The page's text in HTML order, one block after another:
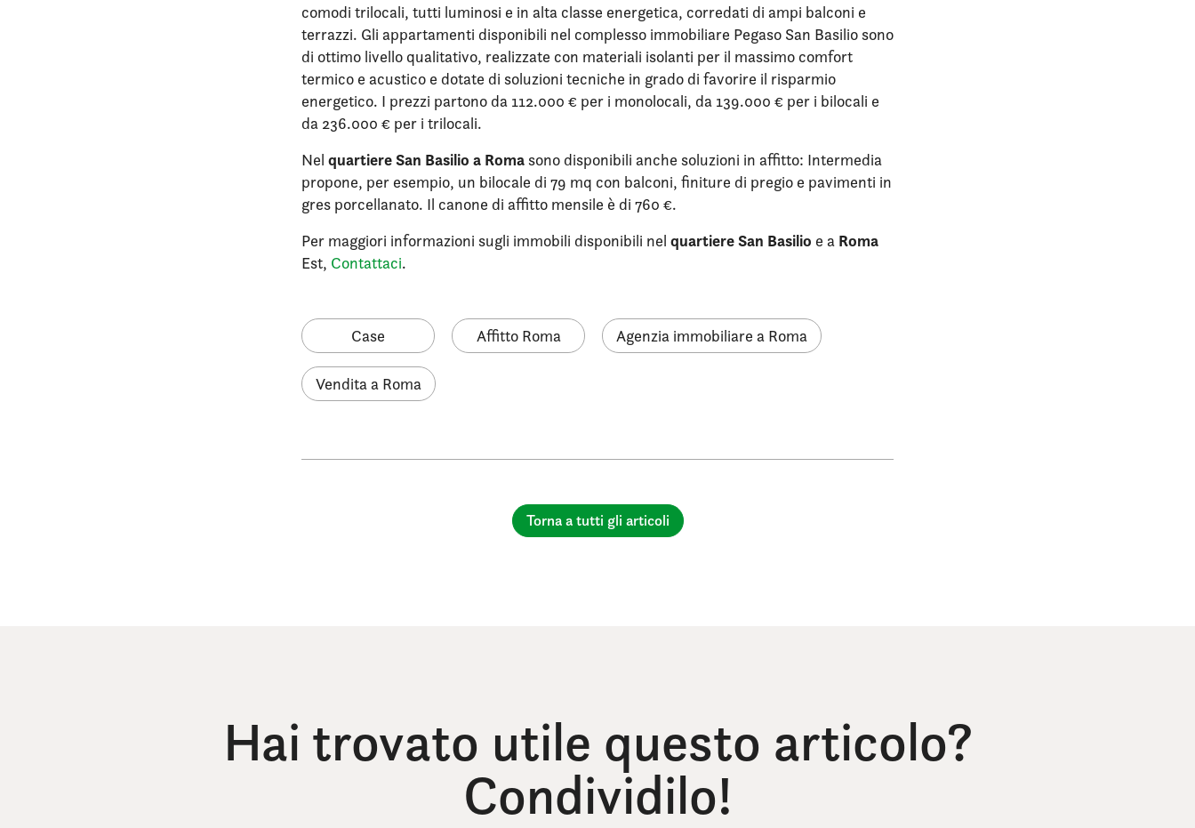
comodi trilocali, tutti luminosi e in alta classe energetica, corredati di ampi balconi e
terrazzi. Gli appartamenti disponibili nel complesso immobiliare Pegaso San Basilio sono
di ottimo livello qualitativo, realizzate con materiali isolanti per il massimo comfort
termico e acustico e dotate di soluzioni tecniche in grado di favorire il risparmio
energetico. I prezzi partono da 112.000 € per i monolocali, da 139.000 € per i bilocali e
da 236.000 € per i trilocali.
Nel quartiere San Basilio a Romasono disponibili anche soluzioni in affitto: Intermedia
propone, per esempio, un bilocale di 79 mq con balconi, finiture di pregio e pavimenti in
gres porcellanato. Il canone di affitto mensile è di 760 €.
Per maggiori informazioni sugli immobili disponibili nel quartiere San Basilio e a Roma
Est, Contattaci.
Case Affitto Roma Agenzia immobiliare a Roma
Vendita a Roma
Torna a tutti gli articoli
Hai trovato utile questo articolo?
Condividilo!